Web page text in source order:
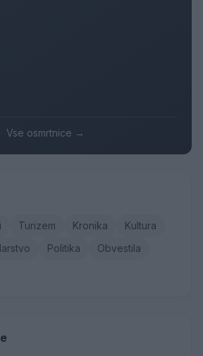
Vse osmrtnice →
Turizem Kronika
Kultura
Politika
Obvestila